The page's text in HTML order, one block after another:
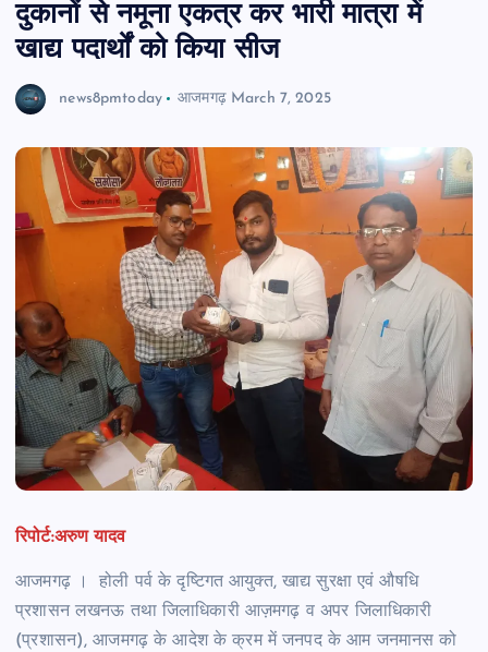
दुकानों से नमूना एकत्र कर भारी मात्रा में
खाद्य पदार्थों को किया सीज
news8pmtoday आजमगढ़ March 7, 2025
रिपोर्ट:अरुण यादव
आजमगढ़ । होली पर्व के दृष्टिगत आयुक्त, खाद्य सुरक्षा एवं औषधि
प्रशासन लखनऊ तथा जिलाधिकारी आज़मगढ़ व अपर जिलाधिकारी
(प्रशासन), आजमगढ़ के आदेश के क्रम में जनपद के आम जनमानस को